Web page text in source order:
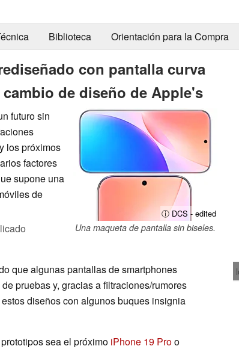
Biblioteca Orientación para la Compra
con pantalla curva
de diseño de Apple's
ⓘ DCS - edited
Una maqueta de pantalla sin biseles.
futuro sin
los próximos
factores
supone una
de
que algunas pantallas de smartphones
pruebas y, gracias a filtraciones/rumores
diseños con algunos buques insignia
sea el próximo iPhone 19 Proo